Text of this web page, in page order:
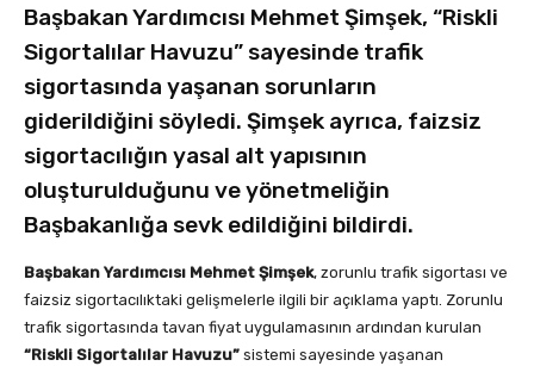
Başbakan Yardımcısı Mehmet Şimşek, “Riskli
Sigortalılar Havuzu” sayesinde trafik
sigortasında yaşanan sorunların
giderildiğini söyledi. Şimşek ayrıca, faizsiz
sigortacılığın yasal alt yapısının
oluşturulduğunu ve yönetmeliğin
Başbakanlığa sevk edildiğini bildirdi.
Başbakan Yardımcısı Mehmet Şimşek, zorunlu trafik sigortası ve
faizsiz sigortacılıktaki gelişmelerle ilgili bir açıklama yaptı. Zorunlu
trafik sigortasında tavan fiyat uygulamasının ardından kurulan
“Riskli Sigortalılar Havuzu” sistemi sayesinde yaşanan